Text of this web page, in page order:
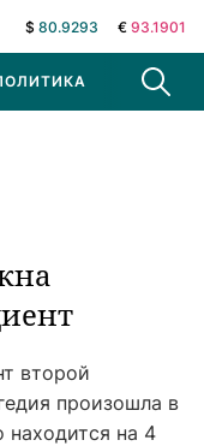
$ 80.9293 € 93.1901
В МИРЕ
второй
произошла в
находится на 4